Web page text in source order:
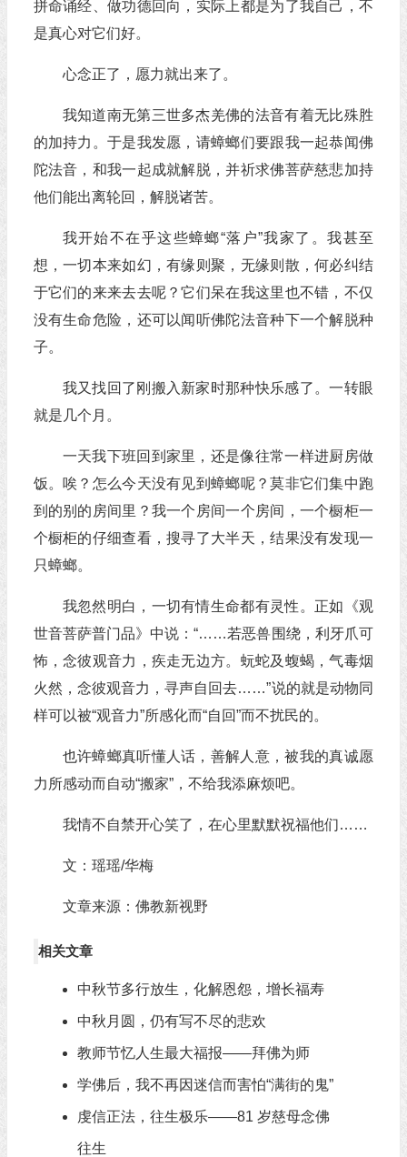
拼命诵经、做功德回向，实际上都是为了我自己，不
是真心对它们好。
心念正了，愿力就出来了。
我知道南无第三世多杰羌佛的法音有着无比殊胜
的加持力。于是我发愿，请蟑螂们要跟我一起恭闻佛
陀法音，和我一起成就解脱，并祈求佛菩萨慈悲加持
他们能出离轮回，解脱诸苦。
我开始不在乎这些蟑螂“落户”我家了。我甚至
想，一切本来如幻，有缘则聚，无缘则散，何必纠结
于它们的来来去去呢？它们呆在我这里也不错，不仅
没有生命危险，还可以闻听佛陀法音种下一个解脱种
子。
我又找回了刚搬入新家时那种快乐感了。一转眼
就是几个月。
一天我下班回到家里，还是像往常一样进厨房做
饭。唉？怎么今天没有见到蟑螂呢？莫非它们集中跑
到的别的房间里？我一个房间一个房间，一个橱柜一
个橱柜的仔细查看，搜寻了大半天，结果没有发现一
只蟑螂。
我忽然明白，一切有情生命都有灵性。正如《观
世音菩萨普门品》中说：“……若恶兽围绕，利牙爪可
怖，念彼观音力，疾走无边方。蚖蛇及蝮蝎，气毒烟
火然，念彼观音力，寻声自回去……”说的就是动物同
样可以被“观音力”所感化而“自回”而不扰民的。
也许蟑螂真听懂人话，善解人意，被我的真诚愿
力所感动而自动“搬家”，不给我添麻烦吧。
我情不自禁开心笑了，在心里默默祝福他们……
文：瑶瑶/华梅
文章来源：佛教新视野
相关文章
中秋节多行放生，化解恩怨，增长福寿
中秋月圆，仍有写不尽的悲欢
教师节忆人生最大福报——拜佛为师
学佛后，我不再因迷信而害怕“满街的鬼”
虔信正法，往生极乐——81 岁慈母念佛
往生